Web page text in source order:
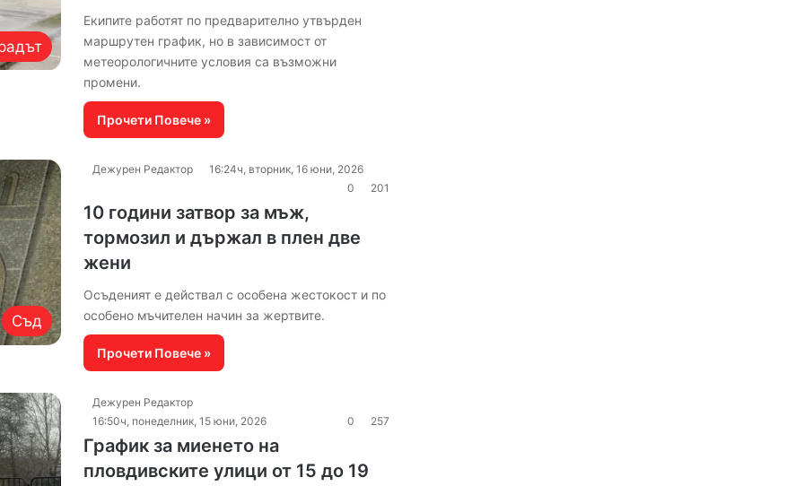
Екипите работят по предварително утвърден
маршрутен график, но в зависимост от
метеорологичните условия са възможни
промени.
Прочети Повече »
Съд
Дежурен Редактор
16:24ч, вторник, 16 юни, 2026
0
201
10 години затвор за мъж,
тормозил и държал в плен две
жени
Осъденият е действал с особена жестокост и по
особено мъчителен начин за жертвите.
Прочети Повече »
Дежурен Редактор
16:50ч, понеделник, 15 юни, 2026
0 257
График за миенето на
пловдивските улици от 15 до 19